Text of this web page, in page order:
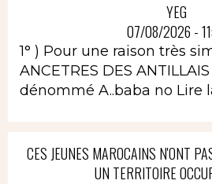
YEG
07/08/2026 -
1° ) Pour une raison très
ANCETRES DES
dénommé A..baba no Lire
CES JEUNES MAROCAINS N'ONT
UN TERRITOIRE